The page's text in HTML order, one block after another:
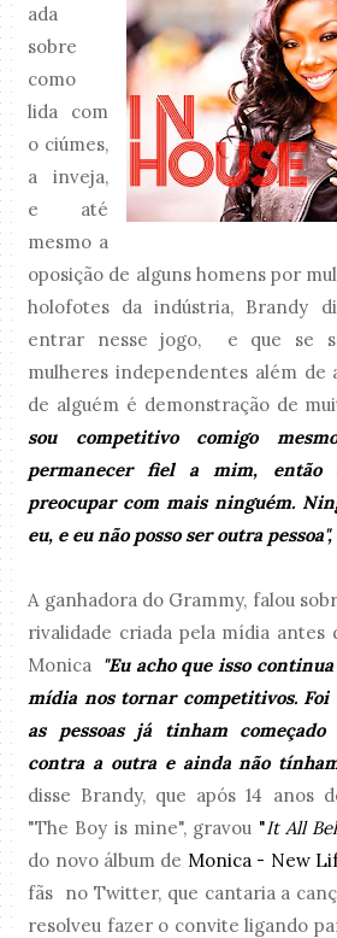
ada
sobre
como
lida com
o ciúmes,
a inveja,
e até
mesmo a
oposição de alguns homens por
holofotes da indústria, Brandy
entrar nesse jogo, e que se
mulheres independentes além de
de alguém é demonstração de
sou competitivo comigo
permanecer fiel a mim, então
preocupar com mais ninguém.
eu, e eu não posso ser outra pessoa",
A ganhadora do Grammy, falou
rivalidade criada pela mídia antes
Monica "Eu acho que isso
mídia nos tornar competitivos. Foi
as pessoas já tinham
contra a outra e ainda não
disse Brandy, que após 14 anos
"The Boy is mine", gravou "It All
do novo álbum de Monica - New
fãs no Twitter, que cantaria a
resolveu fazer o convite ligando